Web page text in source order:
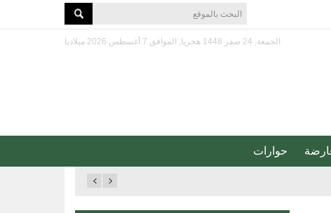
الجمعة, 24 صفر 1448 هجريا, الموافق 7 أغسطس 2026 ميلاديا
حوارات